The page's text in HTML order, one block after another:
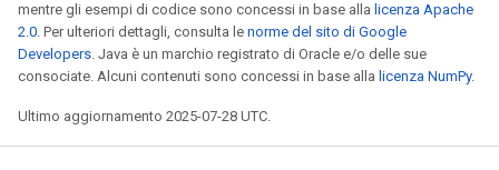
mentre gli esempi di codice sono concessi in base alla licenza Apache
2.0. Per ulteriori dettagli, consulta le norme del sito di Google
Developers. Java è un marchio registrato di Oracle e/o delle sue
consociate. Alcuni contenuti sono concessi in base alla licenza NumPy.
Ultimo aggiornamento 2025-07-28 UTC.